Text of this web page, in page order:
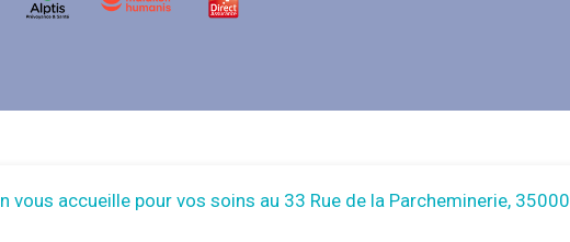
vous accueille pour vos soins au 33 Rue de la Parcheminerie, 35000